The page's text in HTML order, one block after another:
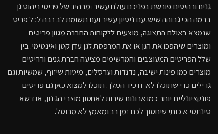
גנים ורהיטים פורשת בפניכם עולם עשיר ומרהיב של פריטי ריהוט גן
ברמה הכי גבוהה שיש. עם ניסיון עשיר ועם תשומת לב רבה לכל פריט
שנמצא באולם התצוגה, מוצעים ללקוחות החברה מגוון פריטים
ומוצרים שיהפכו את הגן או את המרפסת לגן עדן קטן ואינטימי. בין
שלל הפריטים המעוצבים והמרשימים מציעה חברת גנים ורהיטים
מוצרים כמו פינות ישיבה, נדנדות וערסלים, מיטות שיזוף, שמשיות וגם
גרילים כדי שתוכלו לארח כיד המלך. תוכלו למצוא כאן גם פריטים
פונקציונליים יותר כמו ארונות שירות לאחסון מוצרי הגינון, או דשא
סינתטי איכותי שיחסוך לכם זמן רב ומאמץ לא מבוטל.